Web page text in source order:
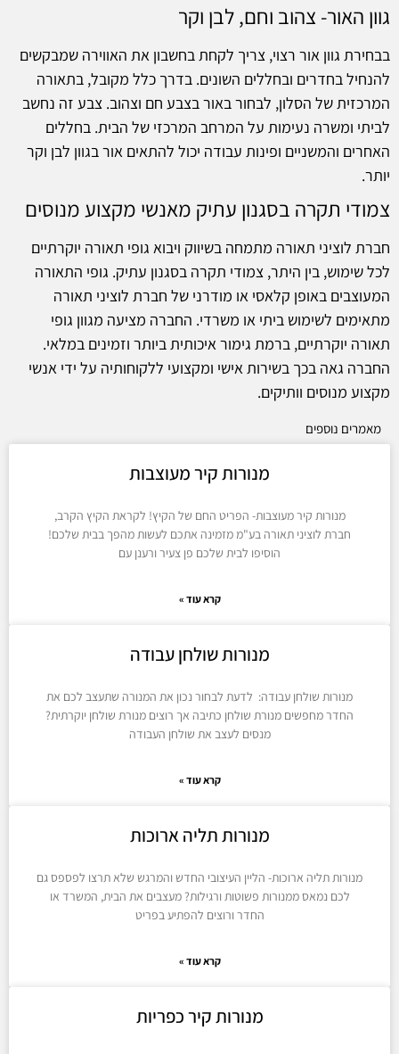
גוון האור- צהוב וחם, לבן וקר
בבחירת גוון אור רצוי, צריך לקחת בחשבון את האווירה שמבקשים
להנחיל בחדרים ובחללים השונים. בדרך כלל מקובל, בתאורה
המרכזית של הסלון, לבחור באור בצבע חם וצהוב. צבע זה נחשב
לביתי ומשרה נעימות על המרחב המרכזי של הבית. בחללים
האחרים והמשניים ופינות עבודה יכול להתאים אור בגוון לבן וקר
יותר.
צמודי תקרה בסגנון עתיק מאנשי מקצוע מנוסים
חברת לוציני תאורה מתמחה בשיווק ויבוא גופי תאורה יוקרתיים
לכל שימוש, בין היתר, צמודי תקרה בסגנון עתיק. גופי התאורה
המעוצבים באופן קלאסי או מודרני של חברת לוציני תאורה
מתאימים לשימוש ביתי או משרדי. החברה מציעה מגוון גופי
תאורה יוקרתיים, ברמת גימור איכותית ביותר וזמינים במלאי.
החברה גאה בכך בשירות אישי ומקצועי ללקוחותיה על ידי אנשי
מקצוע מנוסים וותיקים.
מאמרים נוספים
מנורות קיר מעוצבות
מנורות קיר מעוצבות- הפריט החם של הקיץ! לקראת הקיץ הקרב,
חברת לוציני תאורה בע"מ מזמינה אתכם לעשות מהפך בבית שלכם!
הוסיפו לבית שלכם פן צעיר ורענן עם
קרא עוד »
מנורות שולחן עבודה
מנורות שולחן עבודה: לדעת לבחור נכון את המנורה שתעצב לכם את
החדר מחפשים מנורת שולחן כתיבה אך רוצים מנורת שולחן יוקרתית?
מנסים לעצב את שולחן העבודה
קרא עוד »
מנורות תליה ארוכות
מנורות תליה ארוכות- הליין העיצובי החדש והמרגש שלא תרצו לפספס גם
לכם נמאס ממנורות פשוטות ורגילות? מעצבים את הבית, המשרד או
החדר ורוצים להפתיע בפריט
קרא עוד »
מנורות קיר כפריות